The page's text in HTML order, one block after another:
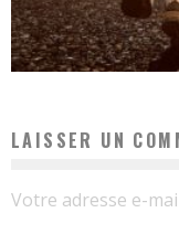
LAISSER UN
Votre adresse e-